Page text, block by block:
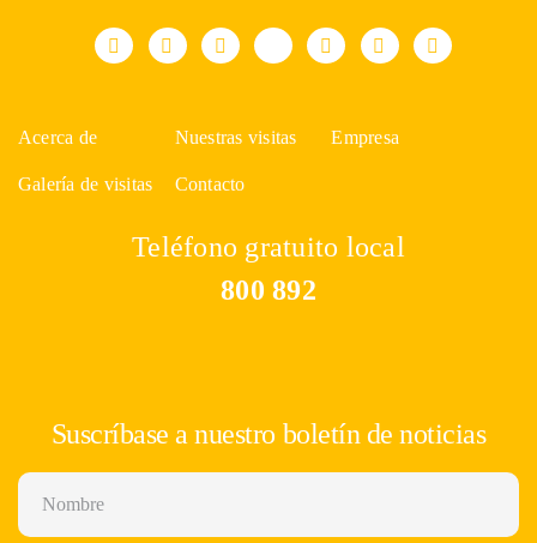
Acerca de Nuestras visitas Empresa
Galería de visitas Contacto
Teléfono gratuito local
800 892
Suscríbase a nuestro boletín de noticias